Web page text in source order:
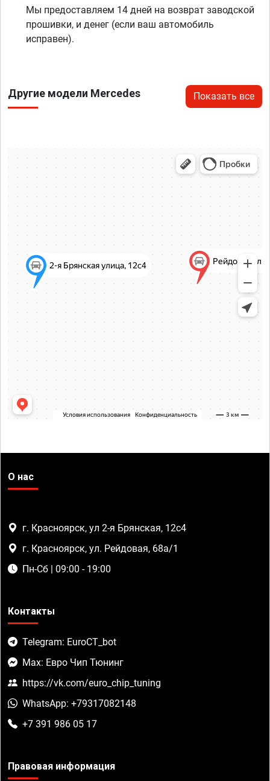
Мы предоставляем 14 дней на возврат заводской
прошивки, и денег (если ваш автомобиль
исправен).
Другие модели Mercedes Показать все
О нас
г. Красноярск, ул 2-я Брянская, 12с4
г. Красноярск, ул. Рейдовая, 68а/1
Пн-Сб | 09:00 - 19:00
Контакты
Telegram: EuroCT_bot
Max: Евро Чип Тюнинг
https://vk.com/euro_chip_tuning
WhatsApp: +79317082148
+7 391 986 05 17
Правовая информация